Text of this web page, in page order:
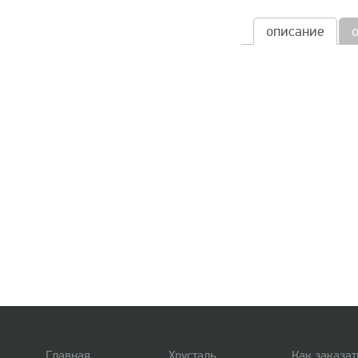
описание